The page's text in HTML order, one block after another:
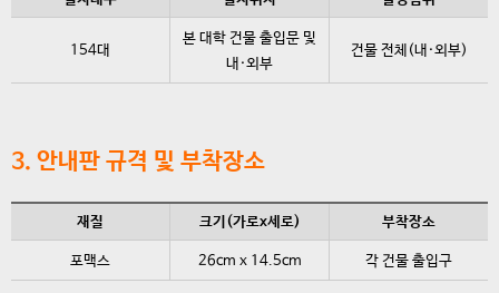
154대
본 대학 건물 출입문 및
내·외부
건물 전체(내·외부)
3. 안내판 규격 및 부착장소
재질 크기(가로x세로) 부착장소
포맥스 26cm x 14.5cm 각 건물 출입구